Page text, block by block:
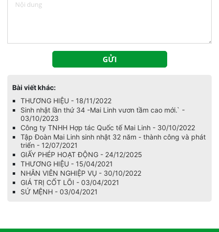
Bài viết khác:
THƯƠNG HIỆU - 18/11/2022
Sinh nhật lần thứ 34 -Mai Linh vươn tầm cao mới.` -
03/10/2023
Công ty TNHH Hợp tác Quốc tế Mai Linh - 30/10/2022
Tập Đoàn Mai Linh sinh nhật 32 năm - thành công và phát
triển - 12/07/2021
GIẤY PHÉP HOẠT ĐỘNG - 24/12/2025
THƯƠNG HIỆU - 15/04/2021
NHÂN VIÊN NGHIỆP VỤ - 30/10/2022
GIÁ TRỊ CỐT LÕI - 03/04/2021
SỨ MỆNH - 03/04/2021